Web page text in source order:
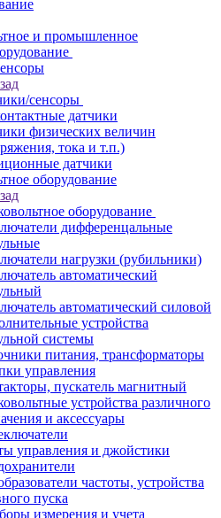
и промышленное
сенсоры
датчики
физических величин
тока и т.п.)
датчики
оборудование
оборудование
дифференцальные
нагрузки (рубильники)
автоматический
автоматический силовой
устройства
системы
питания, трансформаторы
управления
пускатель магнитный
устройства различного
и аксессуары
управления и джойстики
частоты, устройства
пуска
измерения и учета